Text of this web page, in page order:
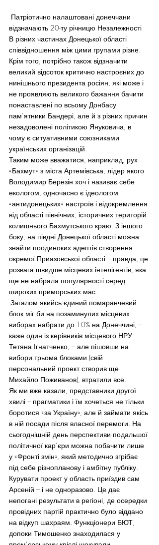
відзначають 20-ту річницю Незалежності
В різних частинах Донецької області
співвідношення між цими групами різне.
Крім того, потрібно також відзначити
великий відсоток критично настроєних до
нинішнього президента росіян, які може і
не проявляють великого бажання бачити
понаставлені по всьому Донбасу
пам’ятники Бандері, але й з різних причин
незадоволені політикою Януковича, в
чому є ситуативними союзниками
українських організацій.
Таким може вважатися, наприклад, рух
«Бахмут» з міста Артемівська, лідер якого
Володимир Березін хоч і називає себе
екологом, одночасно є ідеологом
«антидонецьких» настроїв і відокремлення
від області північних, історичних територій
колишнього Бахмутського краю. З іншого
боку, на півдні Донецької області можна
знайти поодиноких адептів створення
окремої Приазовської області – правда, це
розвага швидше місцевих інтелігентів, яка
ще не набрала популярності серед
широких приморських мас.
-Загалом якийсь єдиний помаранчевий
блок міг би на позаминулих місцевих
виборах набрати до 10% на Донеччині, –
каже один із керівників місцевого НРУ
Тетяна Ігнатченко, – але пішовши на
вибори трьома блоками (свій
персональний проект створив ще
Михайло Поживанов), втратили все.
Як ми вже казали, представники другої
хвилі – прагматики і їм хочеться не тільки
боротися «за Україну», але й займати якісь
в ній посади після власної перемоги. На
сьогоднішній день перспективи подальшої
політичної кар’єри можна побачити лише
у «Фронті змін», який методично згрібає
під себе різнопланову і амбітну публіку.
Курувати проект у область приїздив сам
Арсеній – і не одноразово. Це дає
непогані результати в регіоні, де осередки
провідних партій практично було віддано
на відкуп шахраям. Функціонери БЮТ,
допоки Тимошенко знаходилася у